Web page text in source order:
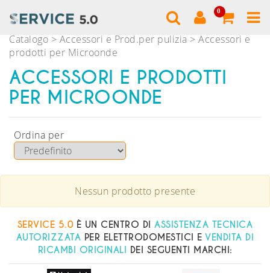
0
Catalogo Accessori e Prod.per pulizia
Accessori e
prodotti per Microonde
ACCESSORI E PRODOTTI
PER MICROONDE
Ordina per
Nessun prodotto presente
SERVICE 5.0 È UN CENTRO DIASSISTENZA TECNICA
AUTORIZZATA PER ELETTRODOMESTICI EVENDITA DI
RICAMBI ORIGINALI DEI SEGUENTI MARCHI: